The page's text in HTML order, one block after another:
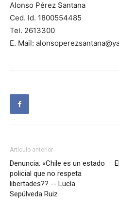
Alonso Pérez Santana
Ced. Id. 1800554485
Tel. 2613300
E. Mail:
Artículo anterior
Denuncia: «Chile es un estado
policial que no respeta
libertades?? -- Lucía
Sepúlveda Ruiz